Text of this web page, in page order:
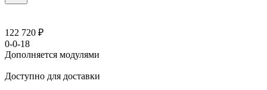
122 720 ₽
0-0-18
Дополняется модулями
Доступно для доставки